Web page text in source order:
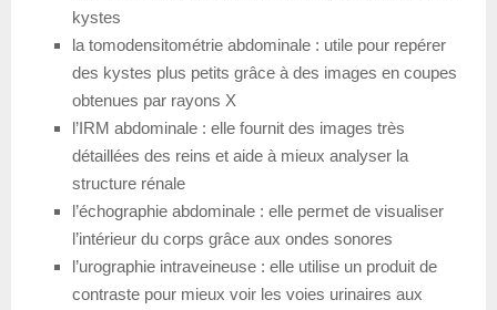
kystes
la tomodensitométrie abdominale : utile pour repérer
des kystes plus petits grâce à des images en coupes
obtenues par rayons X
l’IRM abdominale : elle fournit des images très
détaillées des reins et aide à mieux analyser la
structure rénale
l’échographie abdominale : elle permet de visualiser
l’intérieur du corps grâce aux ondes sonores
l’urographie intraveineuse : elle utilise un produit de
contraste pour mieux voir les voies urinaires aux